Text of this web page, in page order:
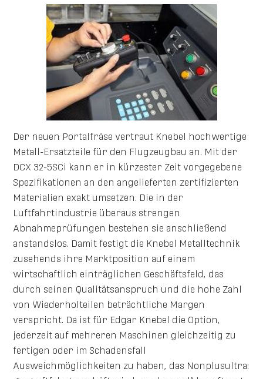
Der neuen Portalfräse vertraut Knebel hochwertige
Metall-Ersatzteile für den Flugzeugbau an. Mit der
DCX 32-5SCi kann er in kürzester Zeit vorgegebene
Spezifikationen an den angelieferten zertifizierten
Materialien exakt umsetzen. Die in der
Luftfahrtindustrie überaus strengen
Abnahmeprüfungen bestehen sie anschließend
anstandslos. Damit festigt die Knebel Metalltechnik
zusehends ihre Marktposition auf einem
wirtschaftlich einträglichen Geschäftsfeld, das
durch seinen Qualitätsanspruch und die hohe Zahl
von Wiederholteilen beträchtliche Margen
verspricht. Da ist für Edgar Knebel die Option,
jederzeit auf mehreren Maschinen gleichzeitig zu
fertigen oder im Schadensfall
Ausweichmöglichkeiten zu haben, das Nonplusultra: